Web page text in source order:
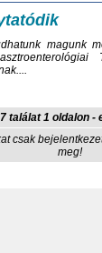
magunk
találat 1 oldalon -
csak
meg!